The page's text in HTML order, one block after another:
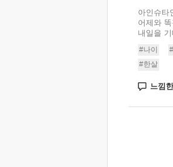
아인슈타
어제와
내일을
#나이
#한살
느낌